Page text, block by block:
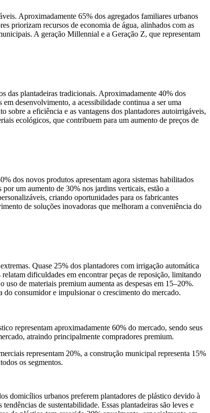
Aproximadamente 65% dos agregados familiares urbanos
priorizam recursos de economia de água, alinhados com as
A geração Millennial e a Geração Z, que representam
das plantadeiras tradicionais. Aproximadamente 40% dos
desenvolvimento, a acessibilidade continua a ser uma
sobre a eficiência e as vantagens dos plantadores autoirrigáveis,
ecológicos, que contribuem para um aumento de preços de
dos novos produtos apresentam agora sistemas habilitados
um aumento de 30% nos jardins verticais, estão a
criando oportunidades para os fabricantes
de soluções inovadoras que melhoram a conveniência do
Quase 25% dos plantadores com irrigação automática
dificuldades em encontrar peças de reposição, limitando
de materiais premium aumenta as despesas em 15–20%.
do consumidor e impulsionar o crescimento do mercado.
representam aproximadamente 60% do mercado, sendo seus
atraindo principalmente compradores premium.
representam 20%, a construção municipal representa 15%
os segmentos.
domicílios urbanos preferem plantadores de plástico devido à
de sustentabilidade. Essas plantadeiras são leves e